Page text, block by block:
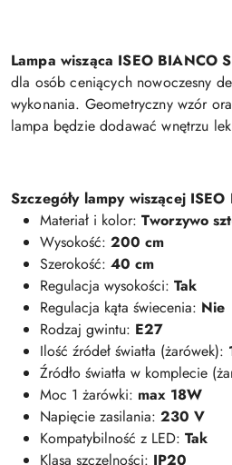
Lampa wisząca ISEO BIANCO S
dla osób ceniących nowoczesny
wykonania. Geometryczny wzór
lampa będzie dodawać wnętrzu
Szczegóły lampy wiszącej
Materiał i kolor: Tworzywo
Wysokość: 200 cm
Szerokość: 40 cm
Regulacja wysokości: Tak
Regulacja kąta świecenia: Nie
Rodzaj gwintu: E27
Ilość źródeł światła (żarówek):
Źródło światła w komplecie
Moc 1 żarówki: max 18W
Napięcie zasilania: 230 V
Kompatybilność z LED: Tak
Klasa szczelności: IP20